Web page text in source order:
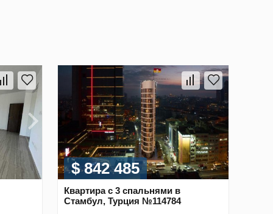
$ 842 485
Квартира с 3 спальнями в
Стамбул, Турция №114784